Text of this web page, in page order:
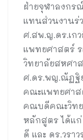
ฝ่ายจุฬาลงกร
แทนส่วนงานร่
ศ.สพ.ญ.ดร.เก
แพทยศาสตร์
วิทยาลัยสหศา
ศ.ดร.พญ.ณัฏฐิ
คณะแพทยศาส
คณบดีคณะวิท
หลักสูตร ได้แ
ดี และ ดร.วร